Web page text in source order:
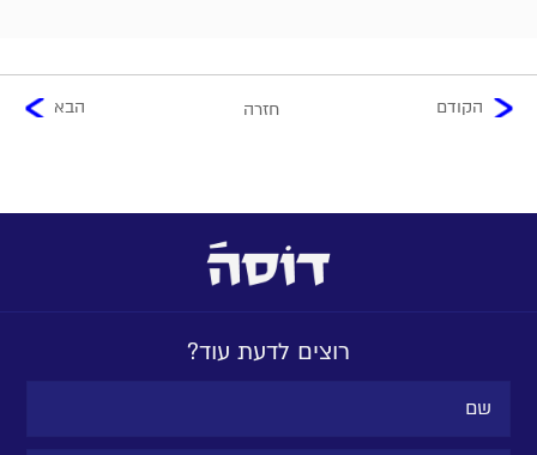
הקודם חזרה הבא
רוצים לדעת עוד?